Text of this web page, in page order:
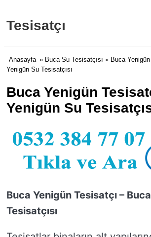
Tesisatçı
Anasayfa » Buca Su Tesisatçısı » Buca
Yenigün Su Tesisatçısı
Buca Yenigün
Yenigün Su
Buca Yenigün Tesisatçı –
Tesisatçısı